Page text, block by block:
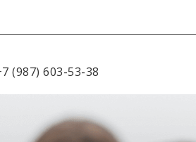
(987) 603-53-38